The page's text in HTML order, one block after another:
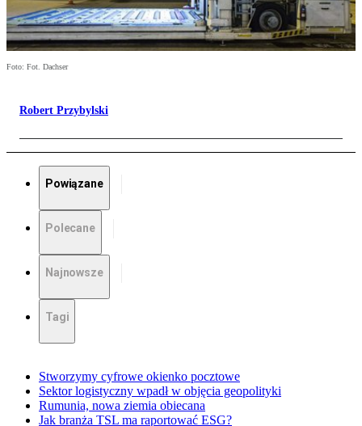
Foto: Fot. Dachser
Robert Przybylski
Powiązane
Polecane
Najnowsze
Tagi
Stworzymy cyfrowe okienko pocztowe
Sektor logistyczny wpadł w objęcia geopolityki
Rumunia, nowa ziemia obiecana
Jak branża TSL ma raportować ESG?